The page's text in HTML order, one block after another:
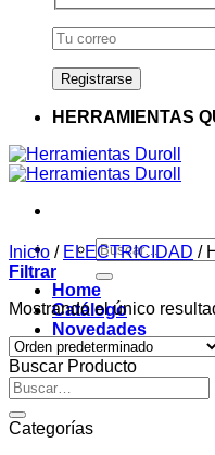
HERRAMIENTAS
Buscar
por:
Home
Catálogo
Novedades
Contacto
Inicio / ELECTRICIDAD /
Filtrar
Mostrando el único
Buscar Producto
Buscar
por:
Categorías